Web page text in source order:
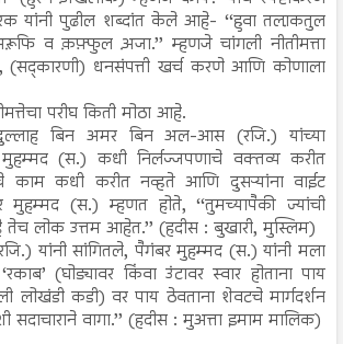
यांनी पुढील शब्दांत केले आहे- ‘‘हुवा तला़कतुल
व क़फ़्फुल अ़जा.’’ म्हणजे चांगली नीतीमत्ता
(सद्कारणी) धनसंपत्ती खर्च करणे आणि कोणाला
परीघ किती मोठा आहे.
बिन अमर बिन अल-आस (रजि.) यांच्या
(स.) कधी निर्लज्जपणाचे वक्तव्य करीत
काम कधी करीत नव्हते आणि दुसऱ्यांना वाईट
(स.) म्हणत होते, ‘‘तुमच्यापैकी ज्यांची
तेच लोक उत्तम आहेत.’’ (हदीस : बुखारी, मुस्लिम)
यांनी सांगितले, पैगंबर मुहम्मद (स.) यांनी मला
(घोड्यावर किंवा उंटावर स्वार होताना पाय
लोखंडी कडी) वर पाय ठेवताना शेवटचे मार्गदर्शन
वागा.’’ (हदीस : मुअत्ता इमाम मालिक)